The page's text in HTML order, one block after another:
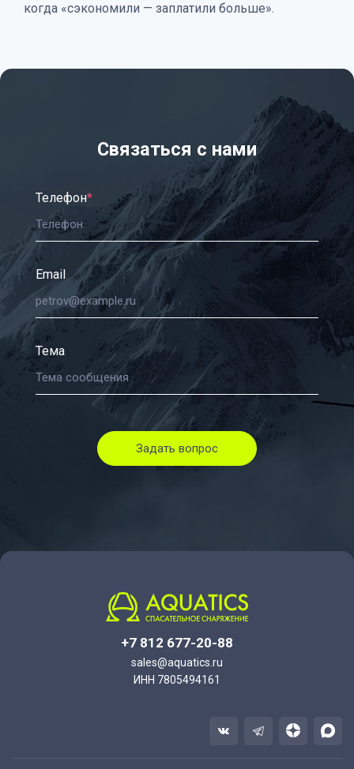
когда «сэкономили — заплатили больше».
Связаться с нами
Телефон*
Email
Тема
Задать вопрос
+7 812 677-20-88
sales@aquatics.ru
ИНН 7805494161